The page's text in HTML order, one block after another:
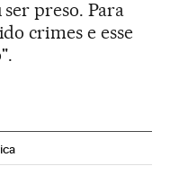
preso. Para
crimes e esse